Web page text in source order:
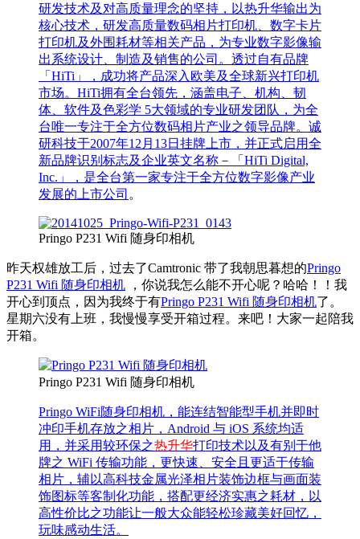
研发技术及对高质量理念的坚持，以热升华输出为
核心技术，研发高质量数码相片打印机、数字卡片
打印机及外围耗材等相关产品，为专业数字影像输
出系统设计、制造及销售的公司。透过自有品牌
「HiTi」，成功将产品深入欧美及全球新兴打印机
市场。HiTi拥有全台领先，涵盖电子、机构、韧
体、软件及色彩学 5大领域的专业研发团队，为全
台唯一专注于全方位数码相片产业之领导品牌。诚
研科技于2007年12月13日挂牌上市，并正式启用全
新品牌识别标志及企业英文名称－「HiTi Digital,
Inc.」，是全台第一家专注于全方位数字影像产业
发展的上市公司 。
Pringo P231 Wifi 随身印相机
昨天权雄放工后，过去了Camtronic 带了我朝思暮想的Pringo
P231 Wifi 随身印相机 ，你说我怎么能不开心呢？哈哈！！我
开心到顶点，因为我终于有Pringo P231 Wifi 随身印相机了。
星期六没有上班，我慢慢享受开箱过程。来吧！大家一起陪我
开箱。
Pringo P231 Wifi 随身印相机
Pringo WiFi随身印相机，能连结智能型手机并即时
冲印手机存放之相片，Android 与 iOS 系统均适
用，并采用较环保之热升华打印技术以及有别于他
牌之 WiFi 传输功能，更快速、安全且更适于传输
相片，辅以高科技金属光泽相片装饰边框与画面装
饰图标等客制化功能，搭配更经济实惠之耗材，以
高性价比之功能让一般大众能轻松珍藏美好回忆，
玩味感动生活。